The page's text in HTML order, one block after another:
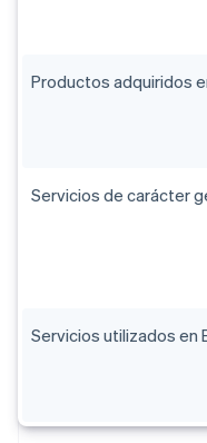
Productos adquiridos
Servicios de carácter
Servicios utilizados en